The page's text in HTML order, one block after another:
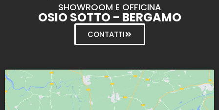
SHOWROOM E OFFICINA
OSIO SOTTO - BERGAMO
CONTATTI